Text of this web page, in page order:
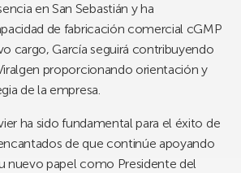
en San Sebastián y ha
de fabricación comercial cGMP
cargo, García seguirá contribuyendo
proporcionando orientación y
de la empresa.
ha sido fundamental para el éxito de
de que continúe apoyando
nuevo papel como Presidente del